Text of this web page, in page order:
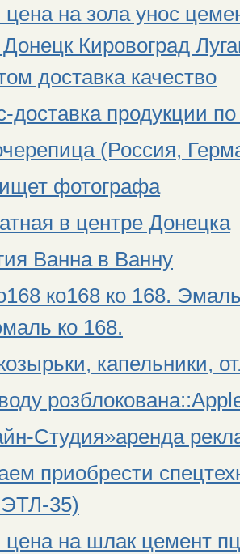
на зола унос
Кировоград
доставка качество
доставка продукции
(Россия,
фотографа
в центре Донецка
Ванна в Ванну
ко168 ко 168.
ко 168.
капельники,
Студия»аренда
приобрести
35)
на шлак цемент